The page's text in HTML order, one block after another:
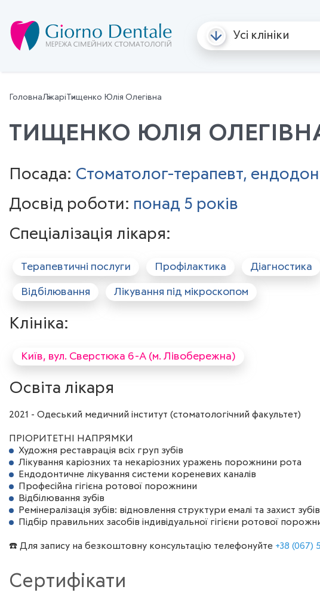
Усі клініки
ГоловнаЛікарі Тищенко Юлія Олегівна
ТИЩЕНКО ЮЛІЯ
Посада: Стоматолог-терапевт,
Досвід роботи: понад 5 років
Спеціалізація лікаря:
Терапевтичні послуги Профілактика Діагностика
Відбілювання Лікування під мікроскопом
Клініка:
Київ, вул. Сверстюка 6-А (м. Лівобережна)
Освіта лікаря
2021 - Одеський медичний інститут (стоматологічний факультет)
ПРІОРИТЕТНІ НАПРЯМКИ
Художня реставрація всіх груп зубів
Лікування каріозних та некаріозних уражень порожнини рота
Ендодонтичне лікування системи кореневих каналів
Професійна гігієна ротової порожнини
Відбілювання зубів
Ремінералізація зубів: відновлення структури емалі та захист
Підбір правильних засобів індивідуальної гігієни ротової
☎️ Для запису на безкоштовну консультацію телефонуйте +38 (067)
Сертифікати